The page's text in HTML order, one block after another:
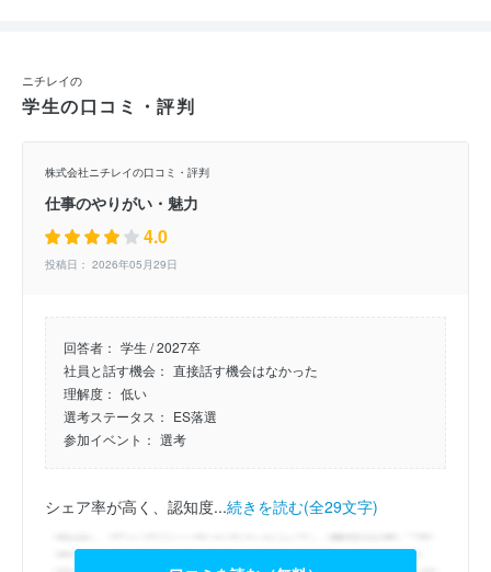
ニチレイの
学生の口コミ・評判
株式会社ニチレイの口コミ・評判
仕事のやりがい・魅力
4.0
投稿日： 2026年05月29日
回答者： 学生 / 2027卒
社員と話す機会： 直接話す機会はなかった
理解度： 低い
選考ステータス： ES落選
参加イベント： 選考
シェア率が高く、認知度...続きを読む(全29文字)